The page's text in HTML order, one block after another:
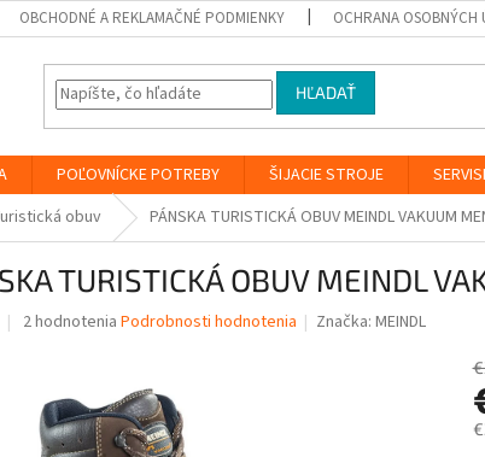
OBCHODNÉ A REKLAMAČNÉ PODMIENKY OCHRANA OSOBNÝCH
HĽADAŤ
POĽOVNÍCKE POTREBY ŠIJACIE STROJE
obuv PÁNSKA TURISTICKÁ OBUV MEINDL VAKUUM
TURISTICKÁ OBUV MEINDL
Priemerné
4,0
2 hodnotenia Podrobnosti hodnotenia Značka:MEINDL